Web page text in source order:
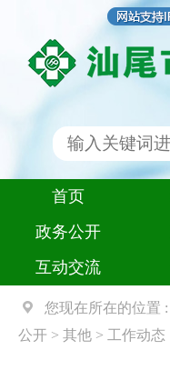
首页
政务公开
互动交流
您现在所在的位置 :
公开 > 其他 > 工作动态